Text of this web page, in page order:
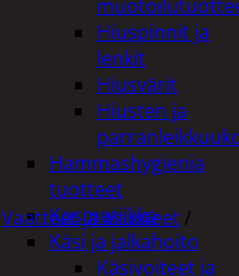
Hiuspinnit ja
lenkit
Hiusvärit
Hiusten ja
Hammashygienia
tuotteet
Kosmetiikka
Käsi ja jalkahoito
Käsivoiteet ja
Vaatteet ja asusteet /